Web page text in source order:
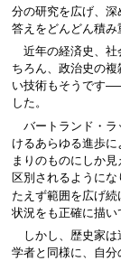
分の研究を広げ、
答えをどんどん積み
近年の経済史、社
ちろん、政治史の
い技術もそうです
した。
バートランド・ラ
けるあらゆる進歩
まりのものにしか
区別されるように
たえず範囲を広げ続
状況をも正確に描い
しかし、歴史家は
学者と同様に、自